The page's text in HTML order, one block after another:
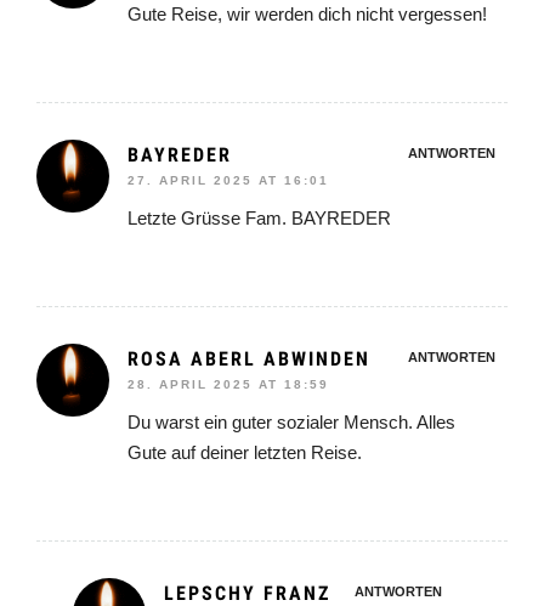
Gute Reise, wir werden dich nicht vergessen!
BAYREDER
27. APRIL 2025 AT 16:01
ANTWORTEN
Letzte Grüsse Fam. BAYREDER
ROSA ABERL ABWINDEN
28. APRIL 2025 AT 18:59
ANTWORTEN
Du warst ein guter sozialer Mensch. Alles
Gute auf deiner letzten Reise.
LEPSCHY FRANZ ANTWORTEN